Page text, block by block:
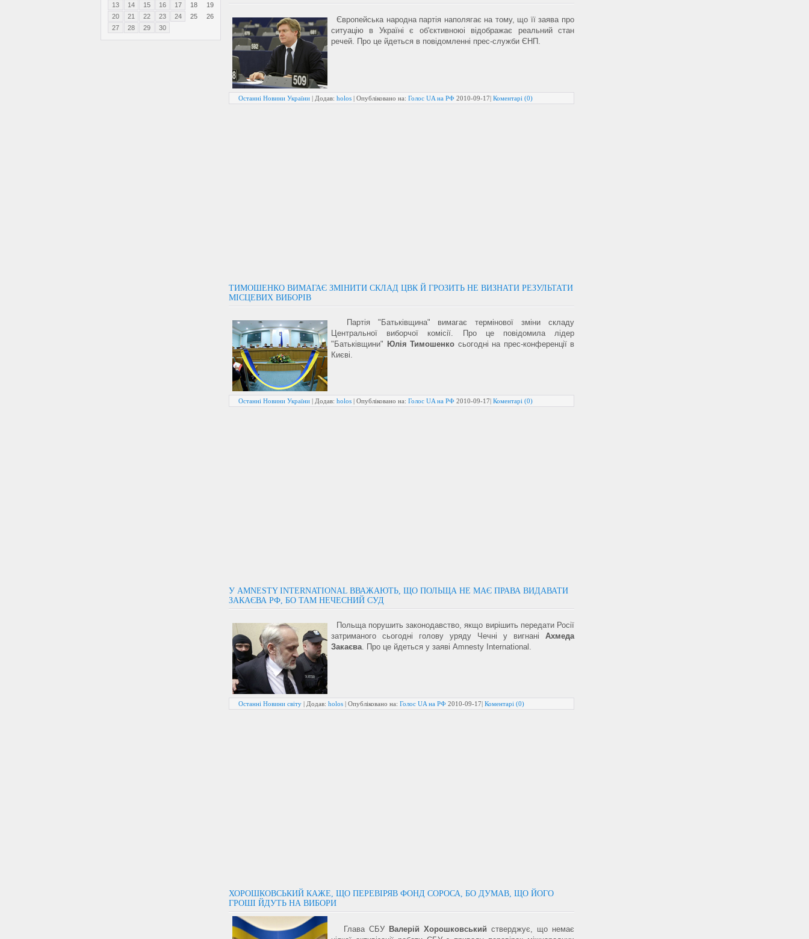
13
14 15 16 17 18
19
20
21 22 23 24 25
26
27
28 29 30
Європейська народна партія наполягає на тому, що її заява про
ситуацію в Україні є об'єктивноюі відображає реальний стан
речей. Про це йдеться в повідомленні прес-служби ЄНП.
Останні Новини України | Додав: holos | Опубліковано на: Голос UA на РФ 2010-09-17| Коментарі (0)
ТИМОШЕНКО ВИМАГАЄ ЗМІНИТИ СКЛАД ЦВК Й ГРОЗИТЬ НЕ ВИЗНАТИ РЕЗУЛЬТАТИ
МІСЦЕВИХ ВИБОРІВ
Партія "Батьківщина" вимагає термінової зміни складу
Центральної виборчої комісії. Про це повідомила лідер
"Батьківщини" Юлія Тимошенко сьогодні на прес-конференції в
Києві.
Останні Новини України | Додав: holos | Опубліковано на: Голос UA на РФ 2010-09-17| Коментарі (0)
У AMNESTY INTERNATIONAL ВВАЖАЮТЬ, ЩО ПОЛЬЩА НЕ МАЄ ПРАВА ВИДАВАТИ
ЗАКАЄВА РФ, БО ТАМ НЕЧЕСНИЙ СУД
Польща порушить законодавство, якщо вирішить передати Росії
затриманого сьогодні голову уряду Чечні у вигнані Ахмеда
Закаєва. Про це йдеться у заяві Amnesty International.
Останні Новини світу | Додав: holos | Опубліковано на: Голос UA на РФ 2010-09-17| Коментарі (0)
ХОРОШКОВСЬКИЙ КАЖЕ, ЩО ПЕРЕВІРЯВ ФОНД СОРОСА, БО ДУМАВ, ЩО ЙОГО
ГРОШІ ЙДУТЬ НА ВИБОРИ
Глава СБУ Валерій Хорошковський стверджує, що немає